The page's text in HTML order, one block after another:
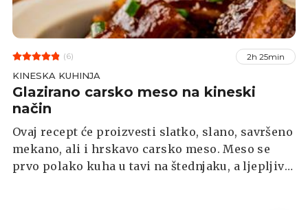
(6) 2h 25min
KINESKA KUHINJA
Glazirano carsko meso na kineski
način
Ovaj recept će proizvesti slatko, slano, savršeno
mekano, ali i hrskavo carsko meso. Meso se
prvo polako kuha u tavi na štednjaku, a ljepljiva